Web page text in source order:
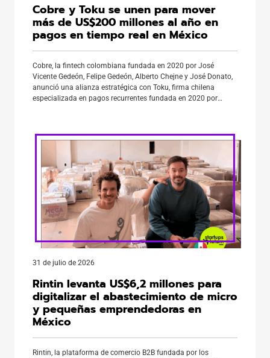
Cobre y Toku se unen para mover
más de US$200 millones al año en
pagos en tiempo real en México
Cobre, la fintech colombiana fundada en 2020 por José
Vicente Gedeón, Felipe Gedeón, Alberto Chejne y José Donato,
anunció una alianza estratégica con Toku, firma chilena
especializada en pagos recurrentes fundada en 2020 por
31 de julio de 2026
Rintin levanta US$6,2 millones para
digitalizar el abastecimiento de micro
y pequeñas emprendedoras en
México
Rintin, la plataforma de comercio B2B fundada por los